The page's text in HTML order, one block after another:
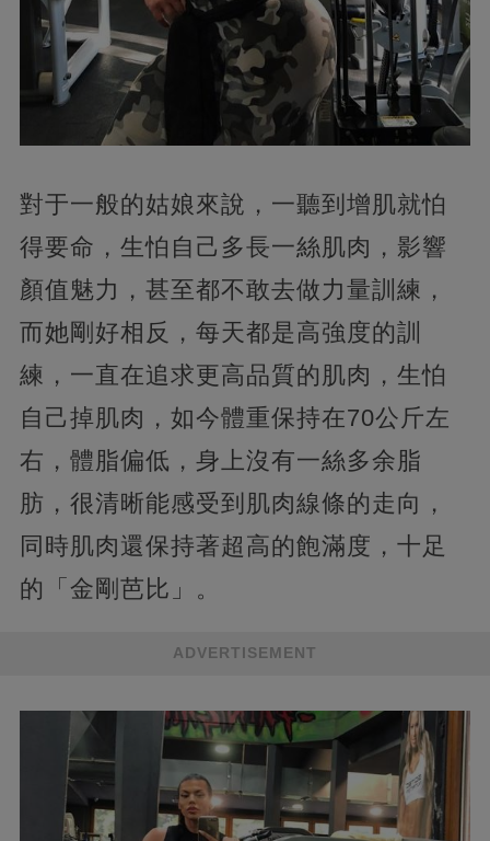
對于一般的姑娘來說，一聽到增肌就怕
得要命，生怕自己多長一絲肌肉，影響
顏值魅力，甚至都不敢去做力量訓練，
而她剛好相反，每天都是高強度的訓
練，一直在追求更高品質的肌肉，生怕
自己掉肌肉，如今體重保持在70公斤左
右，體脂偏低，身上沒有一絲多余脂
肪，很清晰能感受到肌肉線條的走向，
同時肌肉還保持著超高的飽滿度，十足
的「金剛芭比」。
ADVERTISEMENT